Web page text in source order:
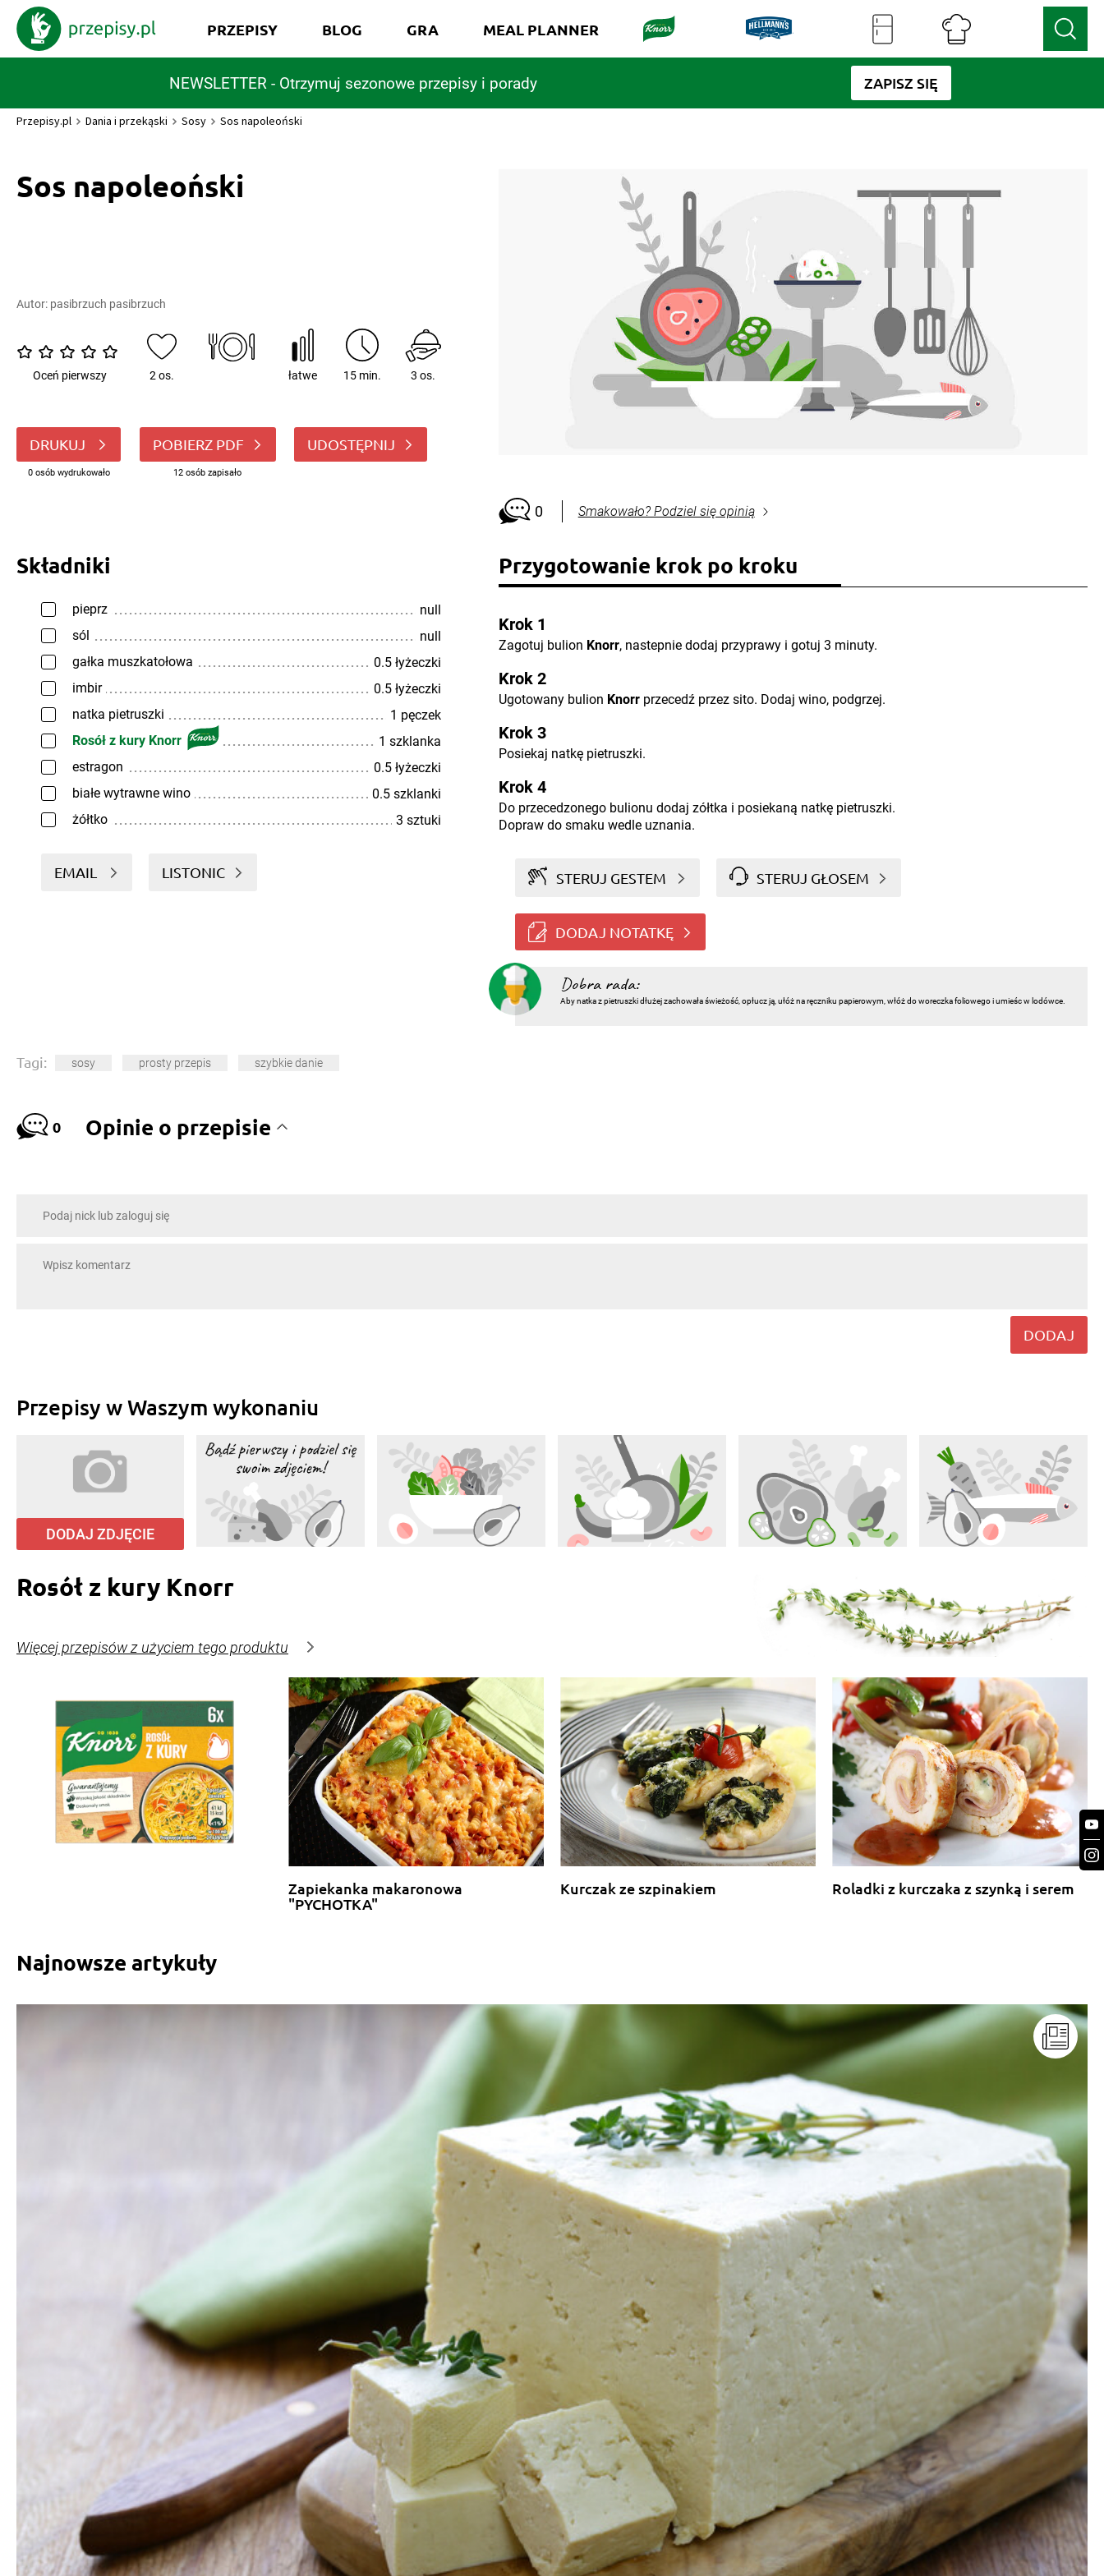
NEWSLETTER - Otrzymuj sezonowe przepisy i porady ZAPISZ SIĘ
PRZEPISY BLOG GRA MEAL PLANNER
Przepisy.pl Dania i przekąski Sosy Sos napoleoński
Sos napoleoński
Autor: pasibrzuch pasibrzuch
Oceń pierwszy 2 os. łatwe 15 min. 3 os.
DRUKUJ
0 osób wydrukowało
POBIERZ PDF
12 osób zapisało
UDOSTĘPNIJ
0 Smakowało? Podziel się opinią
Składniki
pieprz
null
sól
null
gałka muszkatołowa
0.5 łyżeczki
imbir
0.5 łyżeczki
natka pietruszki
1 pęczek
Rosół z kury Knorr
1 szklanka
estragon
0.5 łyżeczki
białe wytrawne wino
0.5 szklanki
żółtko
3 sztuki
EMAIL LISTONIC
Przygotowanie krok po kroku
Krok 1
Zagotuj bulion Knorr, nastepnie dodaj przyprawy i gotuj 3 minuty.
Krok 2
Ugotowany bulion Knorrprzecedź przez sito. Dodaj wino, podgrzej.
Krok 3
Posiekaj natkę pietruszki.
Krok 4
Do przecedzonego bulionu dodaj zółtka i posiekaną natkę pietruszki.
Dopraw do smaku wedle uznania.
STERUJ GESTEM STERUJ GŁOSEM
DODAJ NOTATKĘ
Dobra rada:
Aby natka z pietruszki dłużej zachowała świeżość, opłucz ją, ułóż na ręczniku papierowym, włóż do woreczka foliowego i umieśc w lodówce.
Tagi: sosy prosty przepis szybkie danie
0 Opinie o przepisie
DODAJ
Przepisy w Waszym wykonaniu
DODAJ ZDJĘCIE
Rosół z kury Knorr
Więcej przepisów z użyciem tego produktu
Zapiekanka makaronowa
"PYCHOTKA"
Kurczak ze szpinakiem Roladki z kurczaka z szynką i serem
Najnowsze artykuły